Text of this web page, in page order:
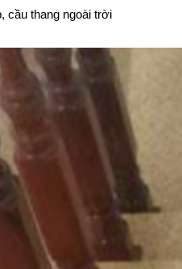
cầu thang ngoài trời